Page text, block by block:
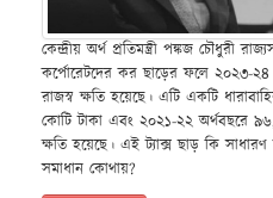
কেন্দ্রীয় অর্থ প্রতিমন্ত্রী পঙ্কজ চৌধুরী
কর্পোরেটদের কর ছাড়ের ফলে ২০২৩-
রাজস্ব ক্ষতি হয়েছে। এটি একটি
কোটি টাকা এবং ২০২১-২২ অর্থবছরে
ক্ষতি হয়েছে। এই ট্যাক্স ছাড় কি
সমাধান কোথায়?